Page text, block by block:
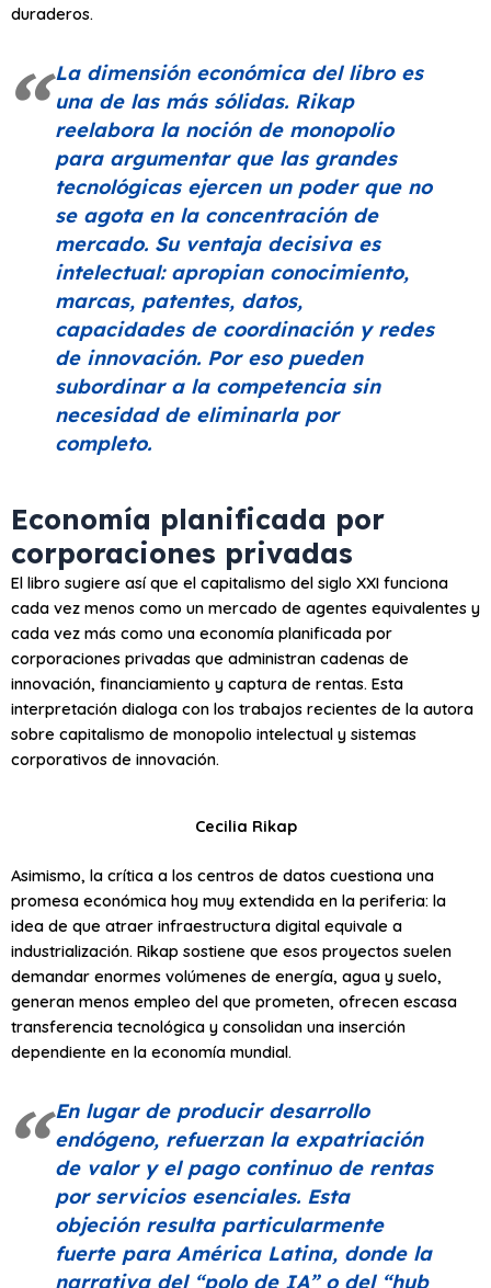
duraderos.
La dimensión económica del libro es
una de las más sólidas. Rikap
reelabora la noción de monopolio
para argumentar que las grandes
tecnológicas ejercen un poder que no
se agota en la concentración de
mercado. Su ventaja decisiva es
intelectual: apropian conocimiento,
marcas, patentes, datos,
capacidades de coordinación y redes
de innovación. Por eso pueden
subordinar a la competencia sin
necesidad de eliminarla por
completo.
Economía planificada por
corporaciones privadas
El libro sugiere así que el capitalismo del siglo XXI funciona
cada vez menos como un mercado de agentes equivalentes y
cada vez más como una economía planificada por
corporaciones privadas que administran cadenas de
innovación, financiamiento y captura de rentas. Esta
interpretación dialoga con los trabajos recientes de la autora
sobre capitalismo de monopolio intelectual y sistemas
corporativos de innovación.
Cecilia Rikap
Asimismo, la crítica a los centros de datos cuestiona una
promesa económica hoy muy extendida en la periferia: la
idea de que atraer infraestructura digital equivale a
industrialización. Rikap sostiene que esos proyectos suelen
demandar enormes volúmenes de energía, agua y suelo,
generan menos empleo del que prometen, ofrecen escasa
transferencia tecnológica y consolidan una inserción
dependiente en la economía mundial.
En lugar de producir desarrollo
endógeno, refuerzan la expatriación
de valor y el pago continuo de rentas
por servicios esenciales. Esta
objeción resulta particularmente
fuerte para América Latina, donde la
narrativa del “polo de IA”o del “hub